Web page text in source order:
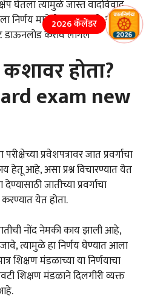
घेतला त्यामुळे जास्त वादविवाद
निर्णय मागे घेतला त्यामुळे आता
डाऊनलोड करावे लागेल
होता?
exam new
प्रवेशपत्रावर जात प्रवर्गाचा
आहे, असा प्रश्न विचारण्यात येत
देण्यासाठी जातीच्या प्रवर्गाचा
येत होता.
नोंद नेमकी काय झाली आहे,
त्यामुळे हा निर्णय घेण्यात आला
शिक्षण मंडळाच्या या निर्णयाचा
शिक्षण मंडळाने दिलगीरी व्यक्त
2026 कॅलेंडर